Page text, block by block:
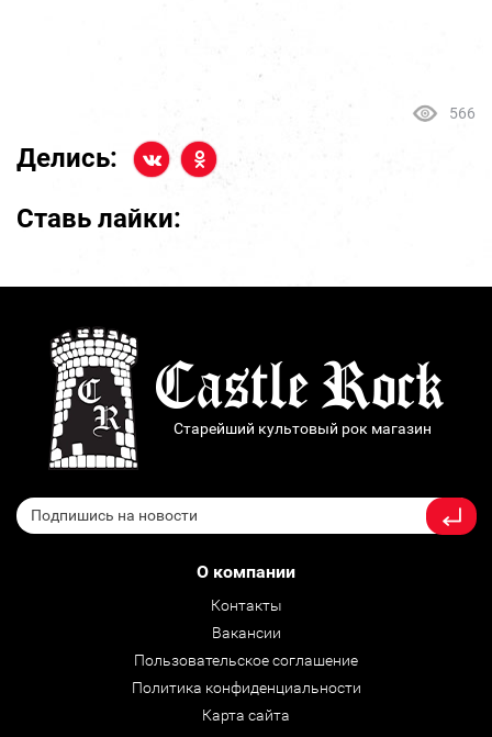
566
Делись:
Ставь лайки:
Старейший культовый рок магазин
О компании
Контакты
Вакансии
Пользовательское соглашение
Политика конфиденциальности
Карта сайта